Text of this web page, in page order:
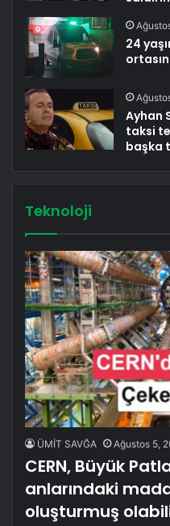
24
Ayhan
taksi
başka
Teknoloji
ÜMİT SAVĞA Ağustos 5,
CERN, Büyük
anlarındaki
oluşturmuş